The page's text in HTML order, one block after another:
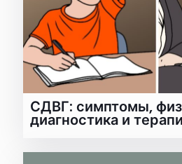
СДВГ: симптомы,
диагностика и